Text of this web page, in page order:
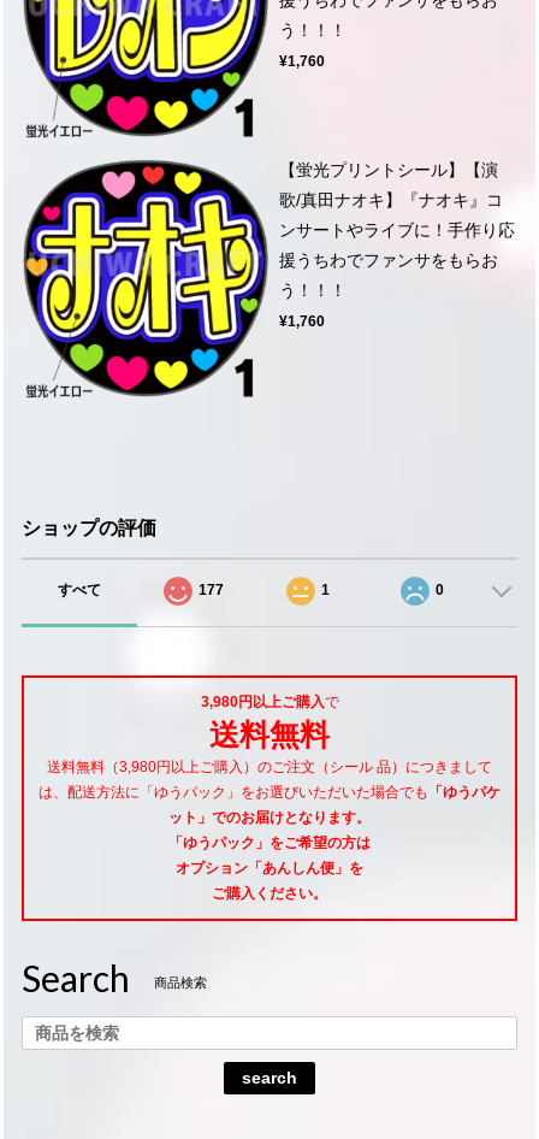
う！！！
¥1,760
【蛍光プリントシール】【演
歌/真田ナオキ】『ナオキ』コ
ンサートやライブに！手作り応
援うちわでファンサをもらお
う！！！
¥1,760
ショップの評価
すべて 177 1 0
3,980円以上ご購入で
送料無料
送料無料（3,980円以上ご購入）のご注文（シール 品）につきまして
は、配送方法に「ゆうパック」をお選びいただいた場合でも
「ゆうパケ
ット」でのお届けとなります。
「ゆうパック」をご希望の方は
オプション「あんしん便」 を
ご購入ください。
Search 商品検索
search